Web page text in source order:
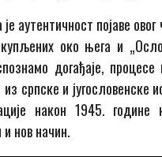
аутентичност појаве овог
око њега и
догађаје, процесе
српске и југословенске
након 1945. године
и нов начин.